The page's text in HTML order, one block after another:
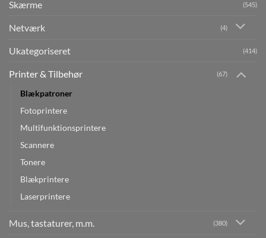
Skærme (545)
Netværk (4)
Ukategoriseret (414)
Printer & Tilbehør (67)
Blækpatroner
Fotoprintere
Multifunktionsprintere
Scannere
Tonere
Blækprintere
Laserprintere
Mus, tastaturer, m.m. (380)